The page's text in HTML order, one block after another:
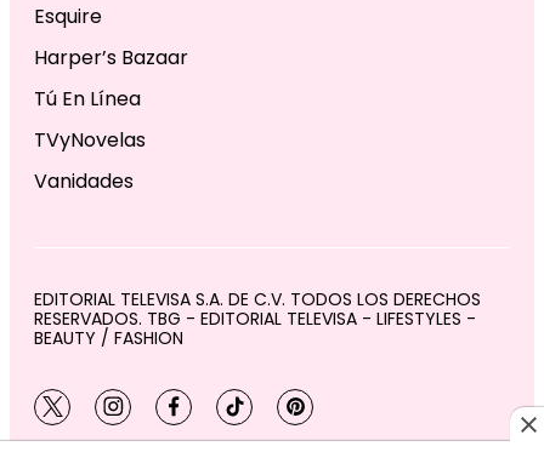
Esquire
Harper’s Bazaar
Tú En Línea
TVyNovelas
Vanidades
EDITORIAL TELEVISA S.A. DE C.V. TODOS LOS DERECHOS
RESERVADOS. TBG - EDITORIAL TELEVISA - LIFESTYLES -
BEAUTY / FASHION
twitterinstagram
facebooktiktokpinterest